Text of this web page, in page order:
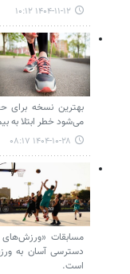
۱۴۰۴-۱۱-۱۲ ۱۰:۱۲
بهترین نسخه برای
می‌شود خطر ابتلا به
۱۴۰۴-۱۰-۲۸ ۰۸:۱۷
مسابقات «ورزش‌های
دسترسی آسان به
است.